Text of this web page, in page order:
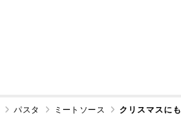
パスタ ミートソース クリスマスに